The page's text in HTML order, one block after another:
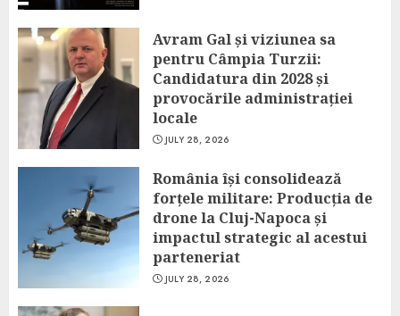
Avram Gal și viziunea sa
pentru Câmpia Turzii:
Candidatura din 2028 și
provocările administrației
locale
JULY 28, 2026
România își consolidează
forțele militare: Producția de
drone la Cluj-Napoca și
impactul strategic al acestui
parteneriat
JULY 28, 2026